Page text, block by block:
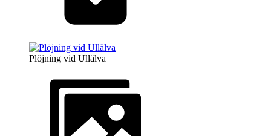
Plöjning vid Ullälva